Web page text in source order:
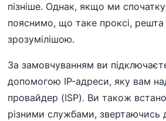
пізніше. Однак, якщо ми
пояснимо, що таке проксі, решта
зрозумілішою.
За замовчуванням ви
допомогою IP-адреси, яку вам
провайдер (ISP). Ви також
різними службами, звертаючись